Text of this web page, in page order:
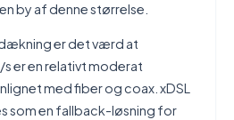
by af denne størrelse.
er det værd at
er en relativt moderat
med fiber og coax. xDSL
som en fallback-løsning for